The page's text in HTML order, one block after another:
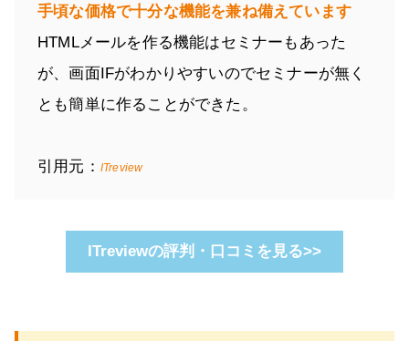
手頃な価格で十分な機能を兼ね備えています
HTMLメールを作る機能はセミナーもあった
が、画面IFがわかりやすいのでセミナーが無く
とも簡単に作ることができた。
引用元： ITreview
ITreviewの評判・口コミを見る>>